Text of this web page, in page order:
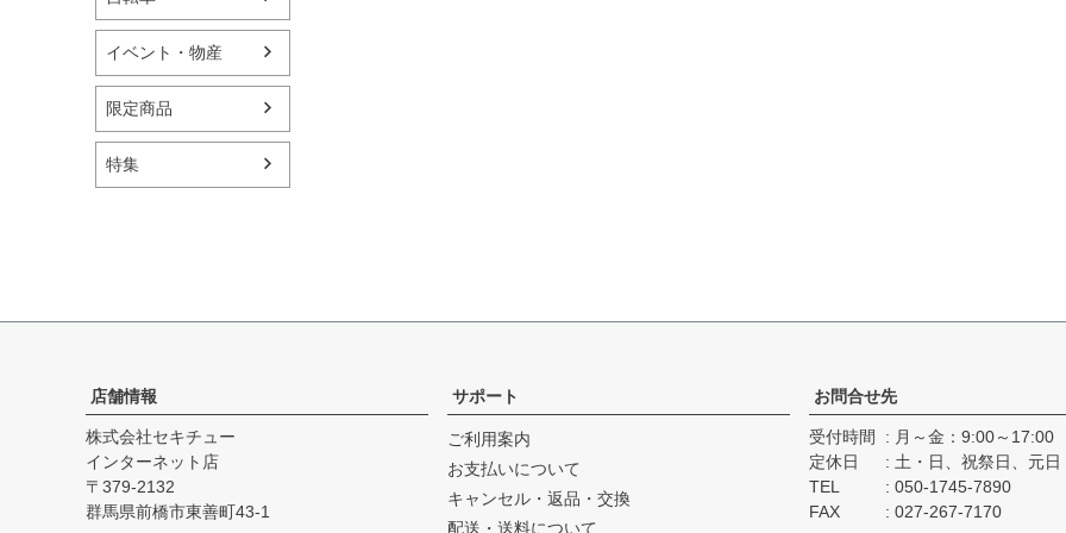
イベント・物産
限定商品
特集
店舗情報
株式会社セキチュー
インターネット店
379-2132
群馬県前橋市東善町43-1
サポート
ご利用案内
お支払いについて
キャンセル・返品・交換
配送・送料について
お問合せ先
受付時間
月～金：9:00～17:00
定休日
土・日、祝祭日、元日
TEL
050-1745-7890
FAX
027-267-7170